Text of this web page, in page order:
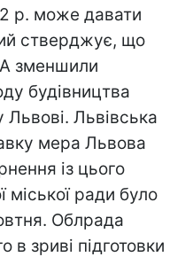
р. може давати
стверджує, що
зменшили
будівництва
Львівська
мера Львова
із цього
міської ради було
Облрада
в зриві підготовки